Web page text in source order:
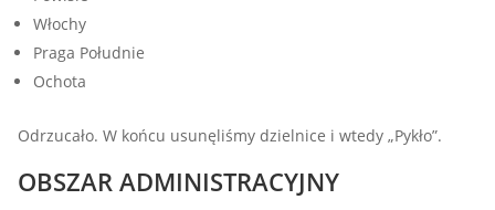
Włochy
Praga Południe
Ochota
Odrzucało. W końcu usunęliśmy dzielnice i wtedy „Pykło”.
OBSZAR ADMINISTRACYJNY